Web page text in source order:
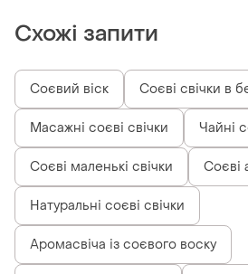
Схожі запити
Соєвий віск Соєві свічки в
Масажні соєві свічки Чайні
Соєві маленькі свічки Соєві
Натуральні соєві свічки
Аромасвіча із соєвого воску